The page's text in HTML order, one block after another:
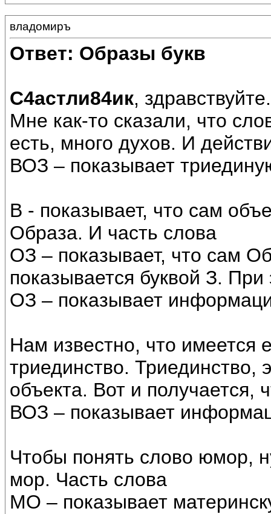
владомиръ
Ответ: Образы букв
С4астли84ик, здравствуйте.
Мне как-то сказали, что
есть, много духов. И
ВОЗ – показывает
В - показывает, что сам
Образа. И часть слова
ОЗ – показывает, что сам
показывается буквой З.
ОЗ – показывает
Нам известно, что имеется
триединство.
объекта. Вот и получается,
ВОЗ – показывает
Чтобы понять слово юмор,
мор. Часть слова
МО – показывает